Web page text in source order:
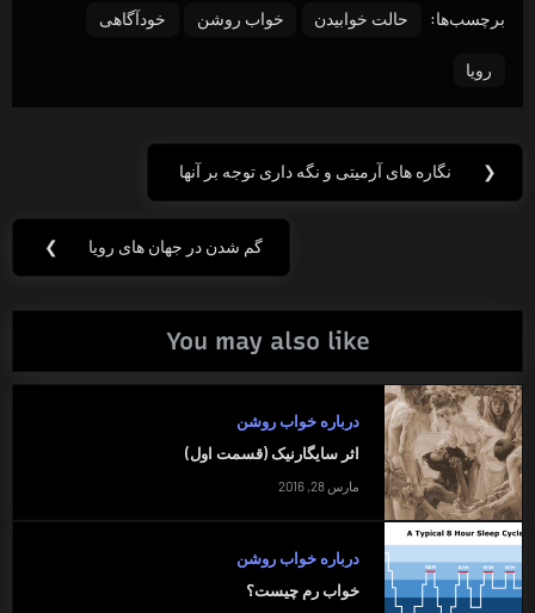
برچسب‌ها: حالت خوابیدن خواب روشن خودآگاهی
رویا
راهبری
نوشته
❮
Previous
نگاره های آرمیتی و نگه داری توجه بر آنها
Next
گم شدن در جهان های رویا ❯
You may also like
درباره خواب روشن
اثر سایگارنیک (قسمت اول)
مارس 28, 2016
درباره خواب روشن
خواب رم چیست؟